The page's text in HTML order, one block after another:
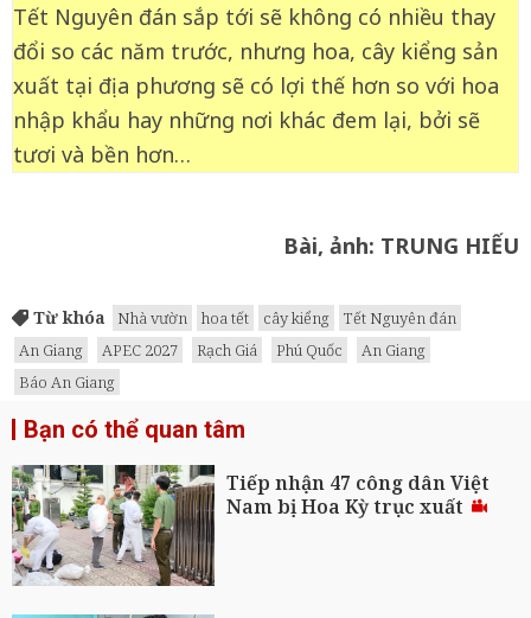
Tết Nguyên đán sắp tới sẽ không có nhiều thay
đổi so các năm trước, nhưng hoa, cây kiểng sản
xuất tại địa phương sẽ có lợi thế hơn so với hoa
nhập khẩu hay những nơi khác đem lại, bởi sẽ
tươi và bền hơn…
Bài, ảnh: TRUNG HIẾU
Từ khóa Nhà vườn hoa tết cây kiểng
Tết Nguyên đán
An Giang
APEC 2027 Rạch Giá Phú Quốc
An Giang
Báo An Giang
Bạn có thể quan tâm
Tiếp nhận 47 công dân Việt
Nam bị Hoa Kỳ trục xuất